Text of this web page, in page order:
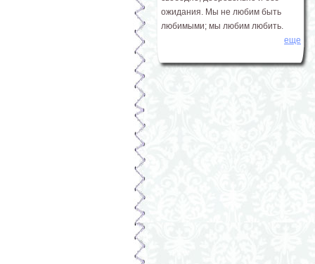
ожидания. Мы не любим быть
любимыми; мы любим любить.
еще